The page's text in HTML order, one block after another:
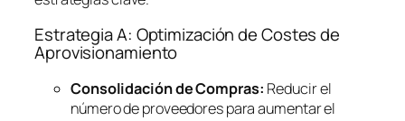
Estrategia A: Optimización de Costes de
Aprovisionamiento
Consolidación de Compras: Reducir el
número de proveedores para aumentar el